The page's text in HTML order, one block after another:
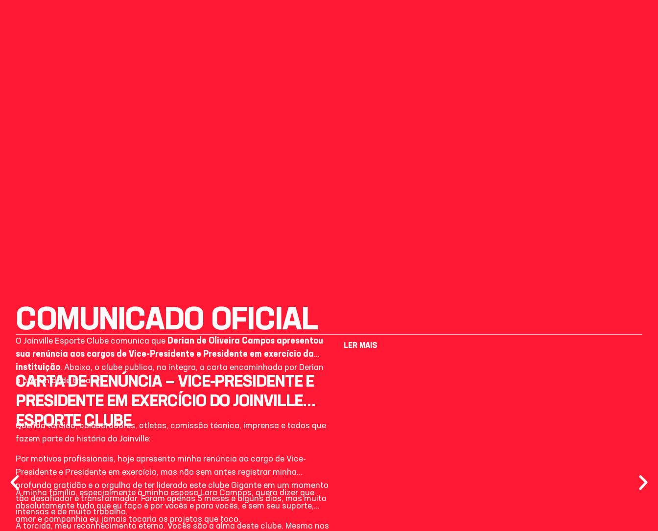
COMUNICADO OFICIAL
O Joinville Esporte Clube comunica que Derian de Oliveira Campos apresentou
sua renúncia aos cargos de Vice-Presidente e Presidente em exercício da
instituição. Abaixo, o clube publica, na íntegra, a carta encaminhada por Derian
à comunidade tricolor.
CARTA DE RENÚNCIA — VICE-PRESIDENTE E
PRESIDENTE EM EXERCÍCIO DO JOINVILLE
ESPORTE CLUBE
Querida torcida, colaboradores, atletas, comissão técnica, imprensa e todos que
fazem parte da história do Joinville:
Por motivos profissionais, hoje apresento minha renúncia ao cargo de Vice-
Presidente e Presidente em exercício, mas não sem antes registrar minha
profunda gratidão e o orgulho de ter liderado este clube Gigante em um momento
tão desafiador e transformador. Foram apenas 5 meses e alguns dias, mas muito
intensos e de muito trabalho.
À minha família, especialmente à minha esposa Lara Campos, quero dizer que
absolutamente tudo que eu faço é por vocês e para vocês, e sem seu suporte,
amor e companhia eu jamais tocaria os projetos que toco.
À torcida, meu reconhecimento eterno. Vocês são a alma deste clube. Mesmo nos
LER MAIS